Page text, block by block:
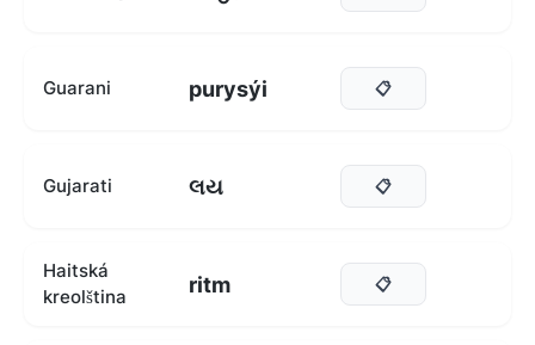
Guarani purysýi 📋
Gujarati લય 📋
Haitská
kreolština
ritm 📋